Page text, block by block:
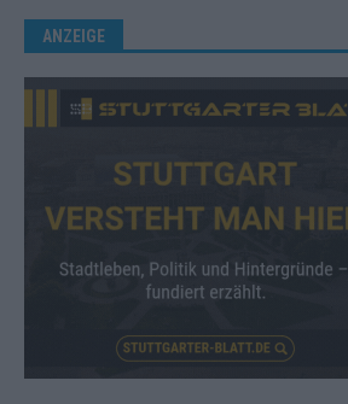
ANZEIGE